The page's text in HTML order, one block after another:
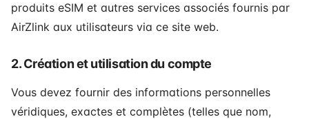
produits eSIM et autres services associés fournis par
AirZlink aux utilisateurs via ce site web.
2. Création et utilisation du compte
Vous devez fournir des informations personnelles
véridiques, exactes et complètes (telles que nom,